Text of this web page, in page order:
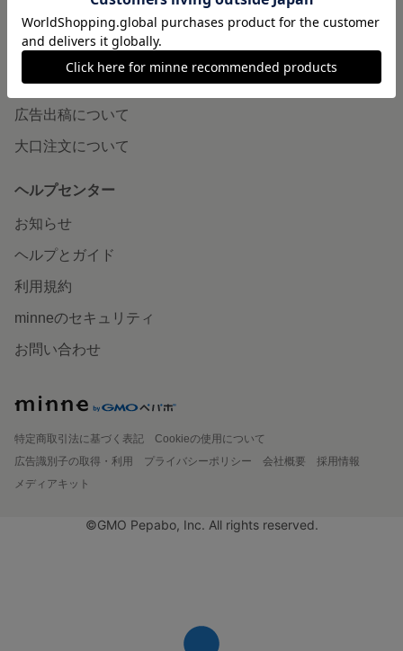
minneの本
企業の方へ
広告出稿について
大口注文について
ヘルプセンター
お知らせ
ヘルプとガイド
利用規約
minneのセキュリティ
お問い合わせ
特定商取引法に基づく表記
Cookieの使用について
広告識別子の取得・利用
プライバシーポリシー 会社概要
採用情報
メディアキット
©GMO Pepabo, Inc. All rights reserved.